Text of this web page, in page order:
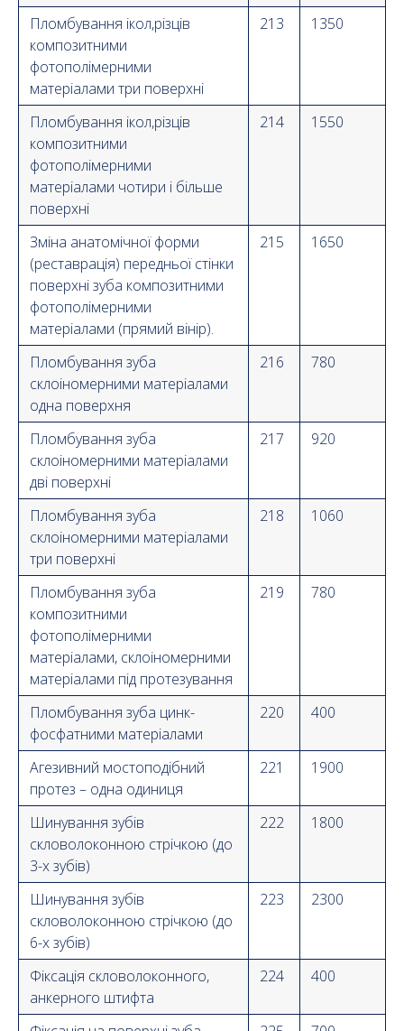
Пломбування ікол,різців
композитними
фотополімерними
матеріалами три поверхні
213 1350
Пломбування ікол,різців
композитними
фотополімерними
матеріалами чотири і більше
поверхні
214 1550
Зміна анатомічної форми
(реставрація) передньої стінки
поверхні зуба композитними
фотополімерними
матеріалами (прямий вінір).
215 1650
Пломбування зуба
склоіномерними матеріалами
одна поверхня
216 780
Пломбування зуба
склоіномерними матеріалами
дві поверхні
217 920
Пломбування зуба
склоіномерними матеріалами
три поверхні
218 1060
Пломбування зуба
композитними
фотополімерними
матеріалами, склоіномерними
матеріалами під протезування
219 780
Пломбування зуба цинк-
фосфатними матеріалами
220 400
Агезивний мостоподібний
протез – одна одиниця
221 1900
Шинування зубів
скловолоконною стрічкою (до
3-х зубів)
222 1800
Шинування зубів
скловолоконною стрічкою (до
6-х зубів)
223 2300
Фіксація скловолоконного,
анкерного штифта
224 400